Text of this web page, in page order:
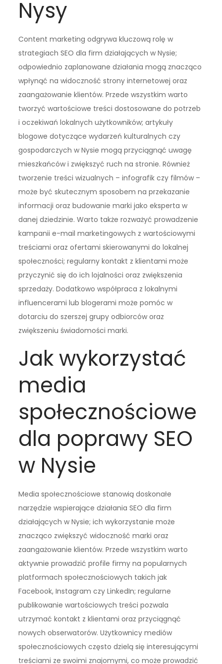
Nysy
Content marketing odgrywa kluczową rolę w
strategiach SEO dla firm działających w Nysie;
odpowiednio zaplanowane działania mogą znacząco
wpłynąć na widoczność strony internetowej oraz
zaangażowanie klientów. Przede wszystkim warto
tworzyć wartościowe treści dostosowane do potrzeb
i oczekiwań lokalnych użytkowników; artykuły
blogowe dotyczące wydarzeń kulturalnych czy
gospodarczych w Nysie mogą przyciągnąć uwagę
mieszkańców i zwiększyć ruch na stronie. Również
tworzenie treści wizualnych – infografik czy filmów –
może być skutecznym sposobem na przekazanie
informacji oraz budowanie marki jako eksperta w
danej dziedzinie. Warto także rozważyć prowadzenie
kampanii e-mail marketingowych z wartościowymi
treściami oraz ofertami skierowanymi do lokalnej
społeczności; regularny kontakt z klientami może
przyczynić się do ich lojalności oraz zwiększenia
sprzedaży. Dodatkowo współpraca z lokalnymi
influencerami lub blogerami może pomóc w
dotarciu do szerszej grupy odbiorców oraz
zwiększeniu świadomości marki.
Jak wykorzystać
media
społecznościowe
dla poprawy SEO
w Nysie
Media społecznościowe stanowią doskonałe
narzędzie wspierające działania SEO dla firm
działających w Nysie; ich wykorzystanie może
znacząco zwiększyć widoczność marki oraz
zaangażowanie klientów. Przede wszystkim warto
aktywnie prowadzić profile firmy na popularnych
platformach społecznościowych takich jak
Facebook, Instagram czy LinkedIn; regularne
publikowanie wartościowych treści pozwala
utrzymać kontakt z klientami oraz przyciągnąć
nowych obserwatorów. Użytkownicy mediów
społecznościowych często dzielą się interesującymi
treściami ze swoimi znajomymi, co może prowadzić